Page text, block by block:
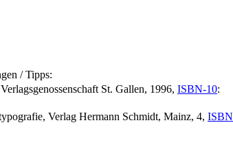
/ Tipps:
St. Gallen, 1996, ISBN-10:
Verlag Hermann Schmidt, Mainz, 4, ISBN